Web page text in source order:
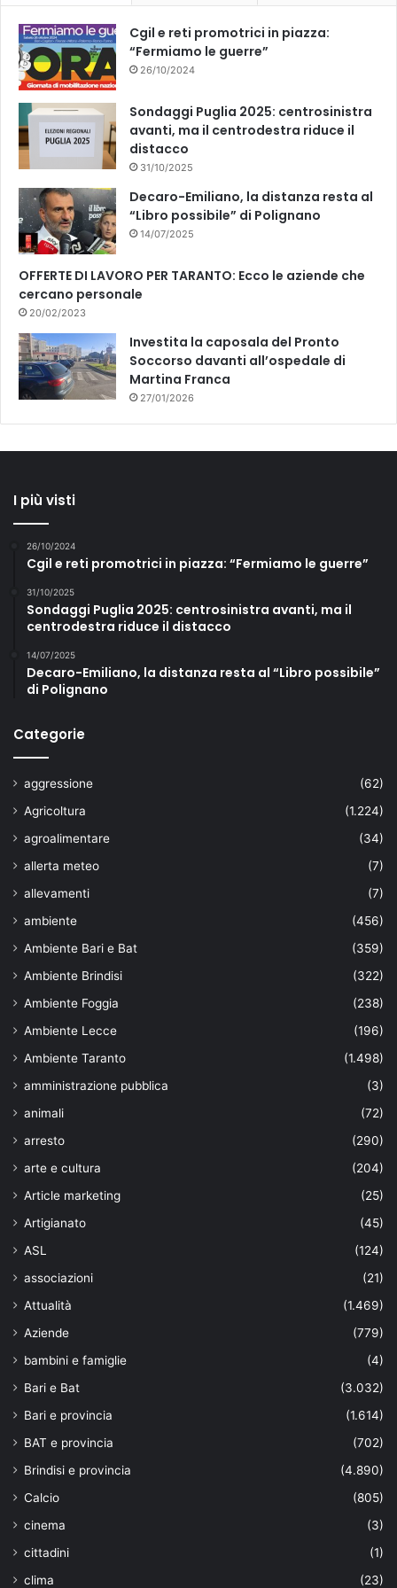
k
Cgil e reti promotrici in piazza:
“Fermiamo le guerre”
26/10/2024
Sondaggi Puglia 2025: centrosinistra
avanti, ma il centrodestra riduce il
distacco
31/10/2025
Decaro-Emiliano, la distanza resta al
“Libro possibile” di Polignano
14/07/2025
OFFERTE DI LAVORO PER TARANTO: Ecco le aziende che
cercano personale
20/02/2023
Investita la caposala del Pronto
Soccorso davanti all’ospedale di
Martina Franca
27/01/2026
I più visti
26/10/2024
Cgil e reti promotrici in piazza: “Fermiamo le guerre”
31/10/2025
Sondaggi Puglia 2025: centrosinistra avanti, ma il
centrodestra riduce il distacco
14/07/2025
Decaro-Emiliano, la distanza resta al “Libro possibile”
di Polignano
Categorie
aggressione
(62)
Agricoltura
(1.224)
agroalimentare
(34)
allerta meteo
(7)
allevamenti
(7)
ambiente
(456)
Ambiente Bari e Bat
(359)
Ambiente Brindisi
(322)
Ambiente Foggia
(238)
Ambiente Lecce
(196)
Ambiente Taranto
(1.498)
amministrazione pubblica
(3)
animali
(72)
arresto
(290)
arte e cultura
(204)
Article marketing
(25)
Artigianato
(45)
ASL
(124)
associazioni
(21)
Attualità
(1.469)
Aziende
(779)
bambini e famiglie
(4)
Bari e Bat
(3.032)
Bari e provincia
(1.614)
BAT e provincia
(702)
Brindisi e provincia
(4.890)
Calcio
(805)
cinema
(3)
cittadini
(1)
clima
(23)